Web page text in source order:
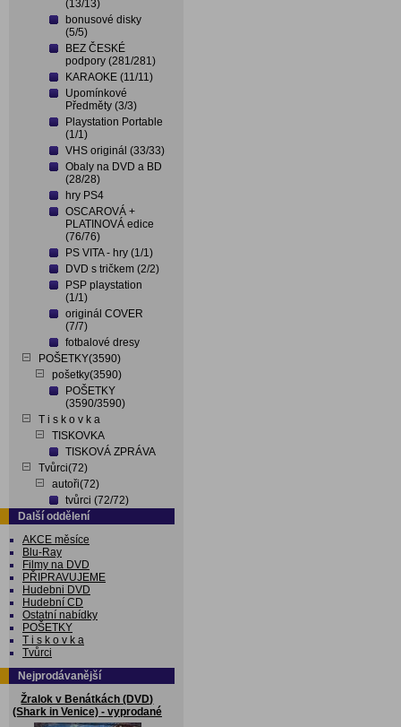
(13/13)
bonusové disky
(5/5)
BEZ ČESKÉ
podpory (281/281)
KARAOKE (11/11)
Upomínkové
Předměty (3/3)
Playstation Portable
(1/1)
VHS originál (33/33)
Obaly na DVD a BD
(28/28)
hry PS4
OSCAROVÁ +
PLATINOVÁ edice
(76/76)
PS VITA - hry (1/1)
DVD s tričkem (2/2)
PSP playstation
(1/1)
originál COVER
(7/7)
fotbalové dresy
POŠETKY(3590)
pošetky(3590)
POŠETKY
(3590/3590)
T i s k o v k a
TISKOVKA
TISKOVÁ ZPRÁVA
Tvůrci(72)
autoři(72)
tvůrci (72/72)
Další oddělení
AKCE měsíce
Blu-Ray
Filmy na DVD
PŘIPRAVUJEME
Hudebni DVD
Hudební CD
Ostatní nabídky
POŠETKY
T i s k o v k a
Tvůrci
Nejprodávanější
Žralok v Benátkách (DVD)
(Shark in Venice) - vyprodané